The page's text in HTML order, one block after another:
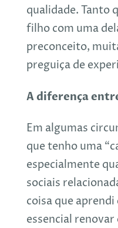
qualidade. Tanto
filho com uma
preconceito,
preguiça de
A diferença
Em algumas
que tenho uma
especialmente
sociais
coisa que aprendi
essencial